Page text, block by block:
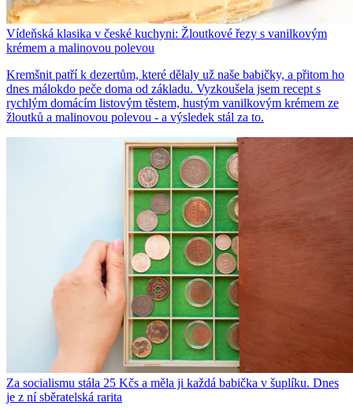
Vídeňská klasika v české kuchyni: Žloutkové řezy s vanilkovým
krémem a malinovou polevou
Kremšnit patří k dezertům, které dělaly už naše babičky, a přitom ho
dnes málokdo peče doma od základu. Vyzkoušela jsem recept s
rychlým domácím listovým těstem, hustým vanilkovým krémem ze
žloutků a malinovou polevou - a výsledek stál za to.
Za socialismu stála 25 Kčs a měla ji každá babička v šuplíku. Dnes
je z ní sběratelská rarita